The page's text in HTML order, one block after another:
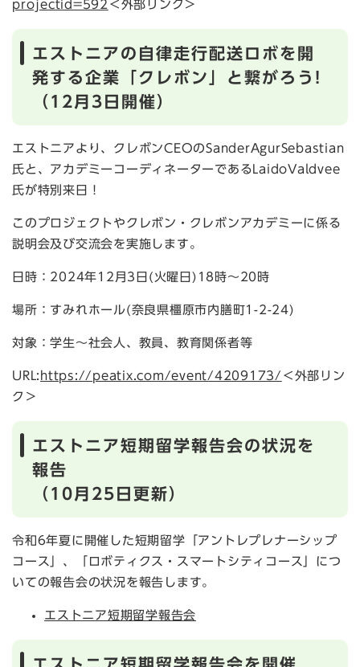
projectid=592 ＜外部リンク＞
エストニアの自律走行配送ロボを開
発する企業「クレボン」と繋がろう!
（12月3日開催）
エストニアより、クレボンCEOのSanderAgurSebastian
氏と、アカデミーコーディネーターであるLaidoValdvee
氏が特別来日！
このプロジェクトやクレボン・クレボンアカデミーに係る
説明会及び交流会を実施します。
日時：2024年12月3日(火曜日)18時〜20時
場所：すみれホール(奈良県橿原市内膳町1-2-24)
対象：学生〜社会人、教員、教育関係者等
URL: https://peatix.com/event/4209173/ ＜外部リン
ク＞
エストニア短期留学報告会の状況を
報告
（10月25日更新）
令和6年夏に開催した短期留学「アントレプレナーシップ
コース」、「ロボティクス・スマートシティコース」につ
いての報告会の状況を報告します。
エストニア短期留学報告会
エストニア短期留学報告会を開催